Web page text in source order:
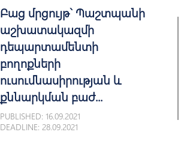
Բաց մրցույթ` Պաշտպանի
աշխատակազմի
դեպարտամենտի
բողոքների
ուսումնասիրության և
քննարկման բաժ...
PUBLISHED: 16.09.2021
DEADLINE: 28.09.2021